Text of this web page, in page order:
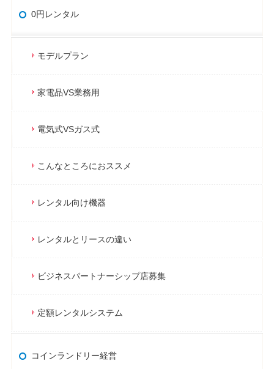
0円レンタル
モデルプラン
家電品VS業務用
電気式VSガス式
こんなところにおススメ
レンタル向け機器
レンタルとリースの違い
ビジネスパートナーシップ店募集
定額レンタルシステム
コインランドリー経営